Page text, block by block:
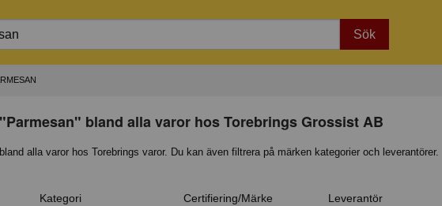
Sök
bland alla varor hos Torebrings Grossist AB
alla varor hos Torebrings varor. Du kan även filtrera på märken kategorier och leverantörer.
Kategori Certifiering/Märke Leverantör